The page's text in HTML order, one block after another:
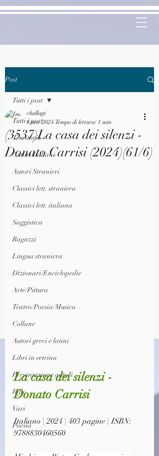
Post
Tutti i post
Territorio
Autori Italiani
Autori Stranieri
Classici lett. straniera
Classici lett. italiana
Saggistica
Ragazzi
Lingua straniera
Dizionari/Enciclopedie
Arte/Pittura
Teatro/Poesia/Musica
Collane
Autori greci e latini
Libri in vetrina
Presentazione autori
Info
Vari
Poesia
Tutti i post
(3537)La casa dei silenzi -
Donato Carrisi (2024)(61/6)
challagi
6 nov 2024 Tempo di lettura: 1 min
La casa dei silenzi -
Donato Carrisi
Italiano | 2024 | 403 pagine | ISBN:
9788830460560